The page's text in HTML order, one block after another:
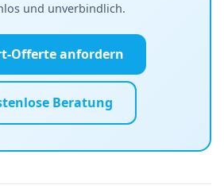
und unverbindlich.
Offerte anfordern
Beratung